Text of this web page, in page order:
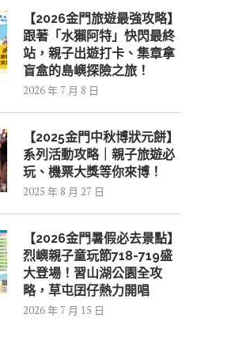
【2026金門旅遊最強攻略】
跟著「水獺阿特」快閃最終
站，親子出遊打卡、集章拿
盲盒的島嶼探險之旅！
2026 年 7 月 8 日
【2025金門中秋博狀元餅】
系列活動攻略｜親子旅遊必
玩、機票大獎等你來博！
2025 年 8 月 27 日
【2026金門暑假必去景點】
烈嶼親子童玩節718-719盛
大登場！習山湖公園全攻
略，草屯囝仔熱力開唱
2026 年 7 月 15 日